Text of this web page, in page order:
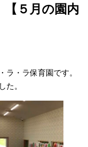
５月の園内
ラ・ラ保育園です。
た。